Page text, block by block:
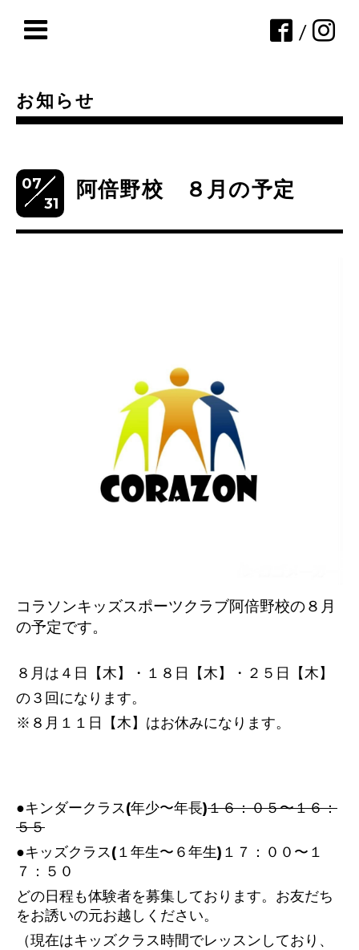
/
お知らせ
07
31
阿倍野校 ８月の予定
コラソンキッズスポーツクラブ阿倍野校の８ 月
の予定です。
８月は４日【木】・１８日【木】・２５日【木】
の３回になります。
※８月１１日【木】はお休みになります。
●キンダークラス(年少〜年長)１６：０５〜１６：
５５
●キッズクラス(１年生〜６年生)１７：００〜１
７：５０
どの日程も体験者を募集しております。お友だち
をお誘いの元お越しください。
（現在はキッズクラス時間でレッスンしており、